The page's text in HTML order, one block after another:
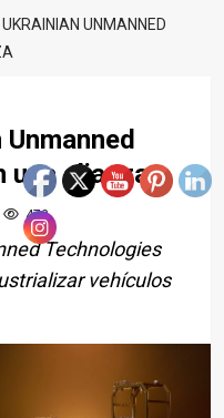
UNMANNED
una alianza
472
Technologies
vehículos